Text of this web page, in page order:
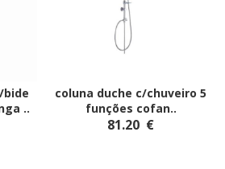
..
coluna duche c/chuveiro 5
funções cofan..
81.20 €